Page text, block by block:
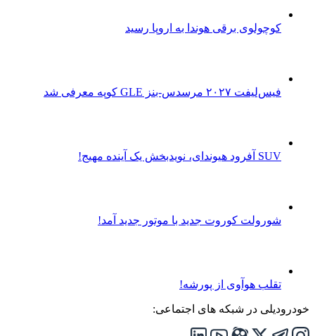
کوچولوی برقی هوندا به اروپا رسید
فیس‌لیفت ۲۰۲۷ مرسدس-بنز GLE کوپه معرفی شد
SUV آفرود هیوندای، نویدبخش یک آینده مهیج!
شورولت کوروت جدید با موتور جدید آمد!
تقلب هوآوی از پورشه!
خودرودیلی در شبکه های اجتماعی: